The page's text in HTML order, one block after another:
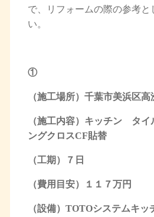
で、リフォームの際の参考と
い。
①
（施工場所）千葉市美浜区高
（施工内容）キッチン タ
ングクロスCF貼替
（工期）７日
（費用目安）１１７万円
（設備）TOTOシステムキ